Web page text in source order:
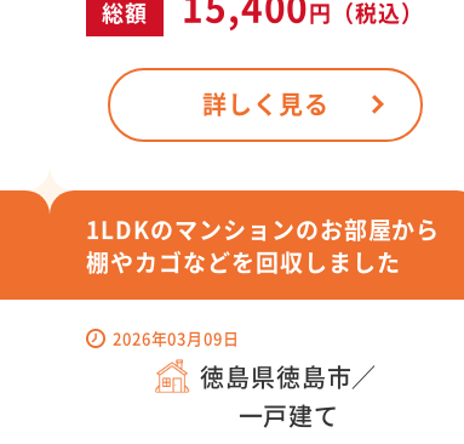
総額 円 （税込）
詳しく見る
1LDKのマンションのお部屋から
棚やカゴなどを回収しました
2026年03月09日
徳島県徳島市／
一戸建て